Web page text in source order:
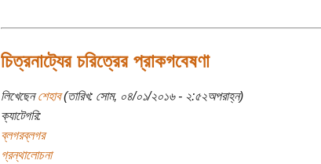
চিত্রনাট্যের চরিত্রের প্রাকগবেষণা
লিখেছেনশেহাব(তারিখ: সোম, ০৪/০১/২০১৬ - ২:৫২অপরাহ্ন)
ক্যাটেগরি:
ব্লগরব্লগর
গ্রন্থালোচনা